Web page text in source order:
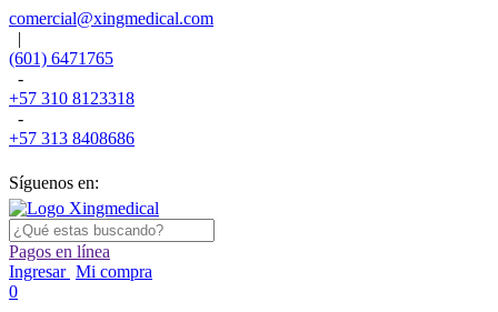
comercial@xingmedical.com
|
(601) 6471765
-
+57 310 8123318
-
+57 313 8408686
Síguenos en:
Pagos en línea
Ingresar Mi compra
0